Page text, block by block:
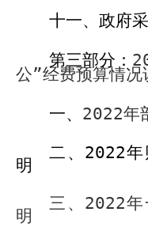
十一、政府
第三部分：
公”经费预算情况
一、 2022年
二、 2022年
明
三、 2022年
明